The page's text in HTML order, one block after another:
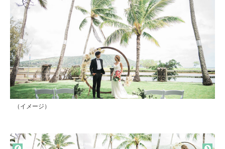
（イメージ）
（イメージ）
（イメージ）
（イメージ）
（イメージ）
（イメージ）
（イメージ）
（イメージ）